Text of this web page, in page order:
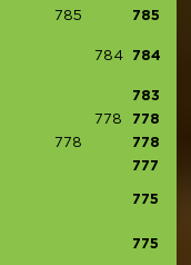
785 785
784 784
783
778
778
778
778
777
775
775